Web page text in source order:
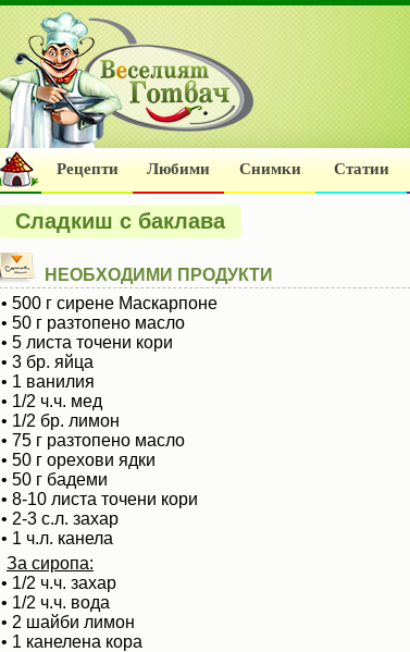
Рецепти Любими Снимки Статии
Сладкиш с баклава
НЕОБХОДИМИ ПРОДУКТИ
• 500 г сирене Маскарпоне
• 50 г разтопено масло
• 5 листа точени кори
• 3 бр. яйца
• 1 ванилия
• 1/2 ч.ч. мед
• 1/2 бр. лимон
• 75 г разтопено масло
• 50 г орехови ядки
• 50 г бадеми
• 8-10 листа точени кори
• 2-3 с.л. захар
• 1 ч.л. канела
За сиропа:
• 1/2 ч.ч. захар
• 1/2 ч.ч. вода
• 2 шайби лимон
• 1 канелена кора